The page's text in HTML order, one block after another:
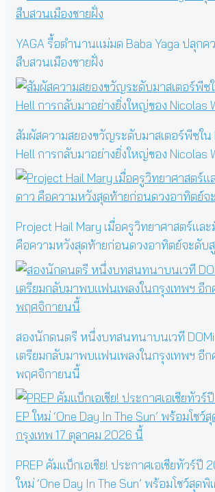
YAGA รื้อตำนานแม่มด Baba Yaga ปลุกค
สืบสวนเมืองชายฝั่ง
สัมผัสความสยองขวัญระดับมาสเตอร์พีซใน
Hell การกลับมาอย่างยิ่งใหญ่ของ Nicolas
Project Hail Mary เมื่อครูวิทยาศาสตร์แล
คือความหวังสุดท้ายก่อนดวงอาทิตย์จะดับ
สองนักดนตรี หนึ่งบทสนทนาบนเวที DOMi
เตรียมกลับมาพบแฟนเพลงในกรุงเทพฯ อี
พฤศจิกายนนี้
PREP คัมแบ็กเอเชีย! ประกาศเอเชียทัวร์ปี
ใหม่ ‘One Day In The Sun’ พร้อมโชว์สุดพิ